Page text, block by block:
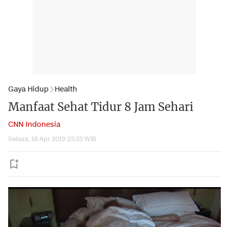
Gaya Hidup Health
Manfaat Sehat Tidur 8 Jam Sehari
CNN Indonesia
Selasa, 16 Apr 2019 23:33 WIB